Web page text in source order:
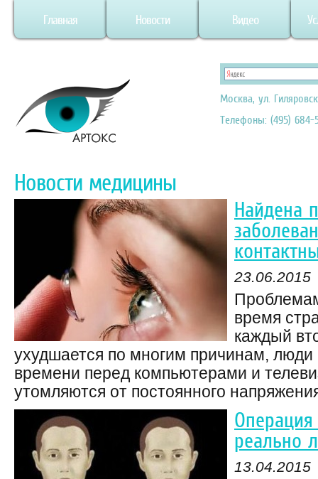
Главная Новости Видео
Москва, ул.
Телефоны: (495) 684-
Новости медицины
Найдена
23.06.2015
время
каждый
ухудшается по многим причинам,
времени перед компьютерами и
утомляются от постоянного
реально
13.04.2015